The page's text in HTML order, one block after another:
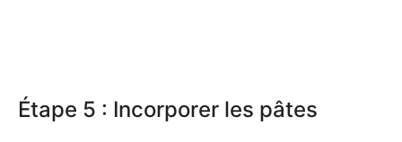
Étape 5 : Incorporer les pâtes